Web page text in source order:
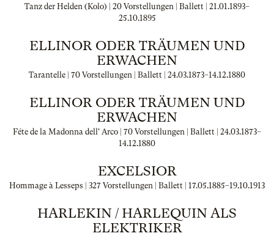
Tanz der Helden (Kolo) | 20 Vorstellungen | Ballett | 21.01.1893–
25.10.1895
ELLINOR ODER TRÄUMEN UND
ERWACHEN
Tarantelle | 70 Vorstellungen | Ballett | 24.03.1873–14.12.1880
ELLINOR ODER TRÄUMEN UND
ERWACHEN
Féte de la Madonna dell' Arco | 70 Vorstellungen | Ballett | 24.03.1873–
14.12.1880
EXCELSIOR
Hommage à Lesseps | 327 Vorstellungen | Ballett | 17.05.1885–19.10.1913
HARLEKIN / HARLEQUIN ALS
ELEKTRIKER